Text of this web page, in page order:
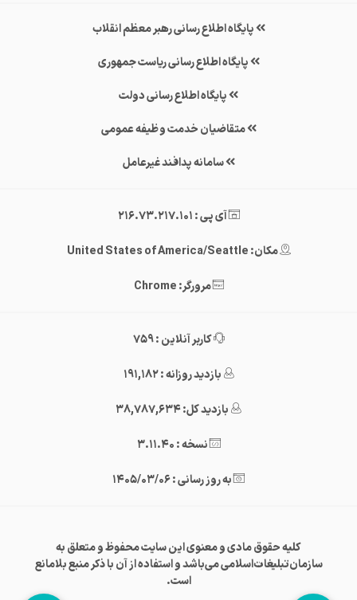
پایگاه اطلاع رسانی رهبر معظم انقلاب
پایگاه اطلاع رسانی ریاست جمهوری
پایگاه اطلاع رسانی دولت
متقاضیان خدمت وظیفه عمومی
سامانه پدافند غیرعامل
آی پی : 216.73.217.101
مکان: United States of America/Seattle
مرورگر: Chrome
کاربر آنلاین : 759
بازدید روزانه : 191,182
بازدید کل: 38,787,634
نسخه : 3.11.40
به روز رسانی : 1405/03/06
کلیه حقوق مادی و معنوی این سایت محفوظ و متعلق به
سازمان‌تبلیغات‌اسلامی می‌باشد و استفاده از آن با ذکر منبع بلامانع
است.